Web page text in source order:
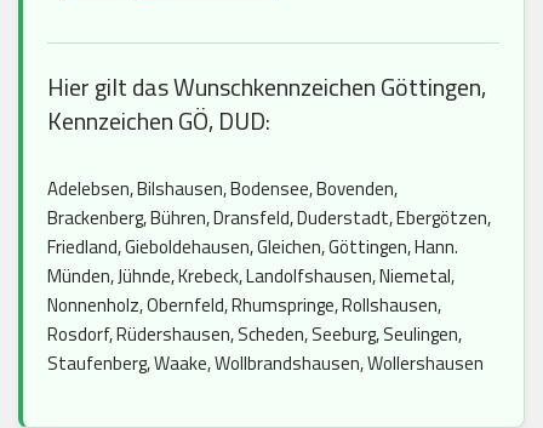
Hier gilt das Wunschkennzeichen Göttingen,
Kennzeichen GÖ, DUD:
Adelebsen, Bilshausen, Bodensee, Bovenden,
Brackenberg, Bühren, Dransfeld, Duderstadt, Ebergötzen,
Friedland, Gieboldehausen, Gleichen, Göttingen, Hann.
Münden, Jühnde, Krebeck, Landolfshausen, Niemetal,
Nonnenholz, Obernfeld, Rhumspringe, Rollshausen,
Rosdorf, Rüdershausen, Scheden, Seeburg, Seulingen,
Staufenberg, Waake, Wollbrandshausen, Wollershausen